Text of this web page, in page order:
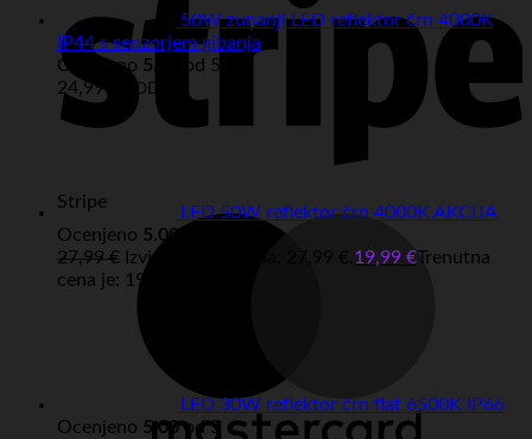
Stripe
50W zunanji LED reflektor črn 4000K
IP44 s senzorjem gibanja
Ocenjeno 5.00
od 5
24,99
z DDV
LED 50W reflektor črn 4000K AKCIJA
Ocenjeno 5.00
27,99€ Izvirna cena je bila: 27,99 €. 19,99 €Trenutna
cena je: 19,99 €.
LED 30W reflektor črn flat 6500K IP66
Ocenjeno 5.00od 5